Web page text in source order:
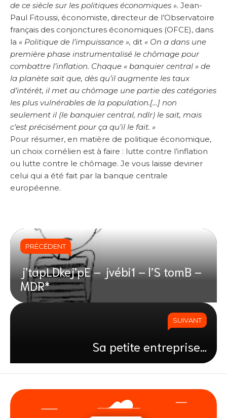
de ce siècle sur les politiques économiques ». Jean-
Paul Fitoussi, économiste, directeur de l’Observatoire
français des conjonctures économiques (OFCE), dans
la « Politique de l’impuissance », dit « On a dans une
première phase instrumentalisé le chômage pour
combattre l’inflation. Chaque « banquier central » de
la planète sait que, dès qu’il augmente les taux
d’intérêt, il met au chômage une partie des catégories
les plus vulnérables de la population.[…] non
seulement il (le banquier central, ndlr) le sait, mais
c’est précisément pour ça qu’il le fait. »
Pour résumer, en matière de politique économique,
un choix cornélien est à faire : lutte contre l’inflation
ou lutte contre le chômage. Je vous laisse deviner
celui qui a été fait par la banque centrale
européenne.
PRÉCÉDENT
j’tapLDkej’pE – jvébi1 – l’S tomB –
MDR*
SUIVANT
Sa petite entreprise…